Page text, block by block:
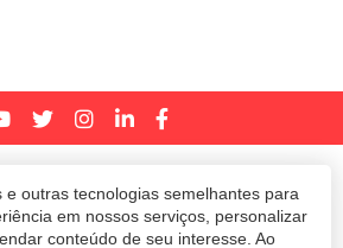
e outras tecnologias semelhantes para
em nossos serviços, personalizar
conteúdo de seu interesse. Ao
e Políticas de Uso Privacidade